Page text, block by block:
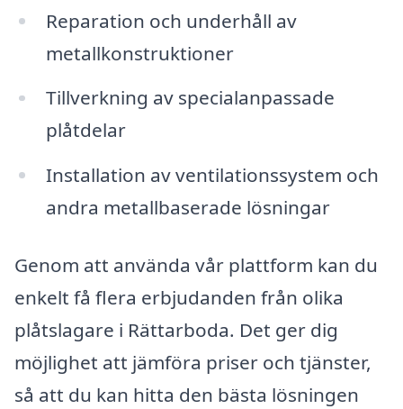
Reparation och underhåll av
metallkonstruktioner
Tillverkning av specialanpassade
plåtdelar
Installation av ventilationssystem och
andra metallbaserade lösningar
Genom att använda vår plattform kan du
enkelt få flera erbjudanden från olika
plåtslagare i Rättarboda. Det ger dig
möjlighet att jämföra priser och tjänster,
så att du kan hitta den bästa lösningen